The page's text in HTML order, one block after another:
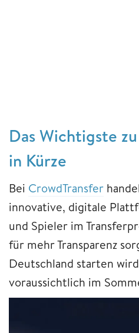
Das Wichtigste
in Kürze
Bei CrowdTransfer
innovative, digitale
und Spieler im
für mehr Transparenz
Deutschland starten
voraussichtlich im